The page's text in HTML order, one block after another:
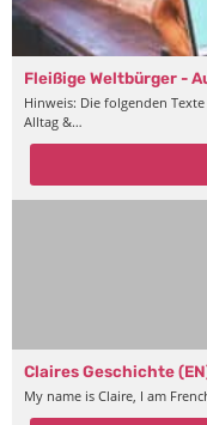
Fleißige Weltbürger -
Hinweis: Die folgenden
Alltag &…
Claires Geschichte
My name is Claire, I am